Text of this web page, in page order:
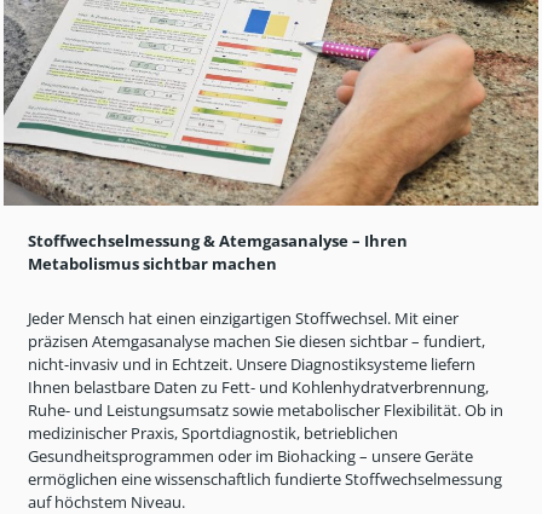
Stoffwechselmessung & Atemgasanalyse– Ihren
Metabolismus sichtbar machen
Jeder Mensch hat einen einzigartigen Stoffwechsel. Mit einer
präzisen Atemgasanalyse machen Sie diesen sichtbar– fundiert,
nicht-invasiv und in Echtzeit. Unsere Diagnostiksysteme liefern
Ihnen belastbare Daten zu Fett- und Kohlenhydratverbrennung,
Ruhe- und Leistungsumsatz sowie metabolischer Flexibilität. Ob in
medizinischer Praxis, Sportdiagnostik, betrieblichen
Gesundheitsprogrammen oder im Biohacking– unsere Geräte
ermöglichen eine wissenschaftlich fundierte Stoffwechselmessung
auf höchstem Niveau.